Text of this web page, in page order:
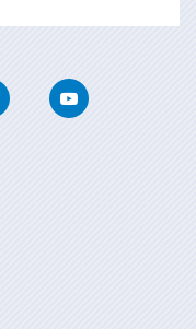
InstagramYoutube